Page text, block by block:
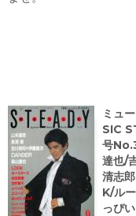
ミュ
SIC
号
達也/
清志
K/ル
っぴ